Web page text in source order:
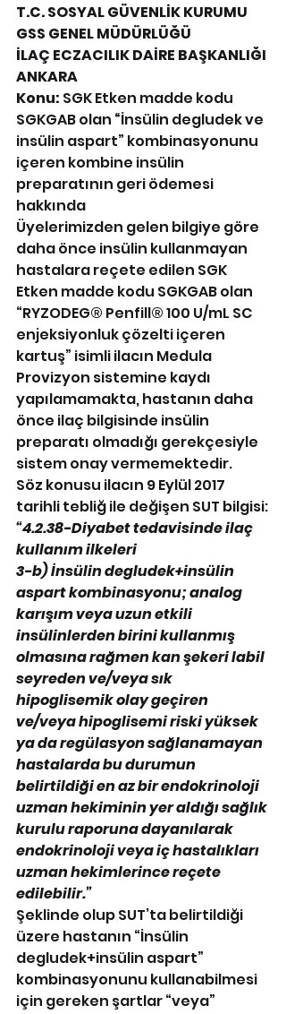
T.C. SOSYAL GÜVENLİK KURUMU
GSS GENEL MÜDÜRLÜĞÜ
İLAÇ ECZACILIK DAİRE BAŞKANLIĞI
ANKARA
Konu: SGK Etken madde kodu
SGKGAB olan “İnsülin degludek ve
insülin aspart” kombinasyonunu
içeren kombine insülin
preparatının geri ödemesi
hakkında
Üyelerimizden gelen bilgiye göre
daha önce insülin kullanmayan
hastalara reçete edilen SGK
Etken madde kodu SGKGAB olan
“RYZODEG® Penfill® 100 U/mL SC
enjeksiyonluk çözelti içeren
kartuş” isimli ilacın Medula
Provizyon sistemine kaydı
yapılamamakta, hastanın daha
önce ilaç bilgisinde insülin
preparatı olmadığı gerekçesiyle
sistem onay vermemektedir.
Söz konusu ilacın 9 Eylül 2017
tarihli tebliğ ile değişen SUT bilgisi:
“4.2.38-Diyabet tedavisinde ilaç
kullanım ilkeleri
3-b) İnsülin degludek+insülin
aspart kombinasyonu; analog
karışım veya uzun etkili
insülinlerden birini kullanmış
olmasına rağmen kan şekeri labil
seyreden ve/veya sık
hipoglisemik olay geçiren
ve/veya hipoglisemi riski yüksek
ya da regülasyon sağlanamayan
hastalarda bu durumun
belirtildiği en az bir endokrinoloji
uzman hekiminin yer aldığı sağlık
kurulu raporuna dayanılarak
endokrinoloji veya iç hastalıkları
uzman hekimlerince reçete
edilebilir.”
Şeklinde olup SUT’ta belirtildiği
üzere hastanın “İnsülin
degludek+insülin aspart”
kombinasyonunu kullanabilmesi
için gereken şartlar “veya”